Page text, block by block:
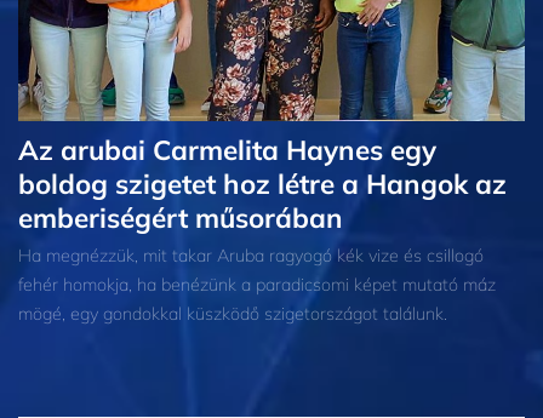
Az arubai Carmelita Haynes egy
boldog szigetet hoz létre a Hangok az
emberiségért műsorában
Ha megnézzük, mit takar Aruba ragyogó kék vize és csillogó
fehér homokja, ha benézünk a paradicsomi képet mutató máz
mögé, egy gondokkal küszködő szigetországot találunk.